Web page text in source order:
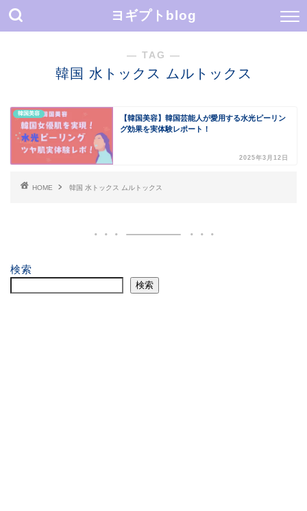
ヨギプトblog
― TAG ―
韓国 水トックス ムルトックス
韓国美容
【韓国美容】韓国芸能人が愛用する水光ピーリン
グ効果を実体験レポート！
2025年3月12日
HOME 韓国 水トックス ムルトックス
検索
検索